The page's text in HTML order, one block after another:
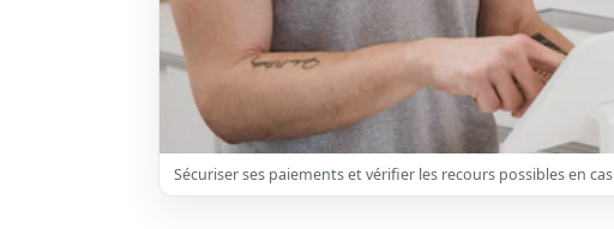
Sécuriser ses paiements et vérifier les recours possibles en